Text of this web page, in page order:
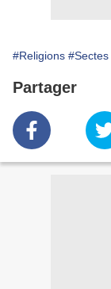
#Religions #Sectes
Partager